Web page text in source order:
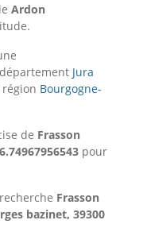
Ardon
Jura
Bourgogne-
de Frasson
pour
Frasson
bazinet, 39300